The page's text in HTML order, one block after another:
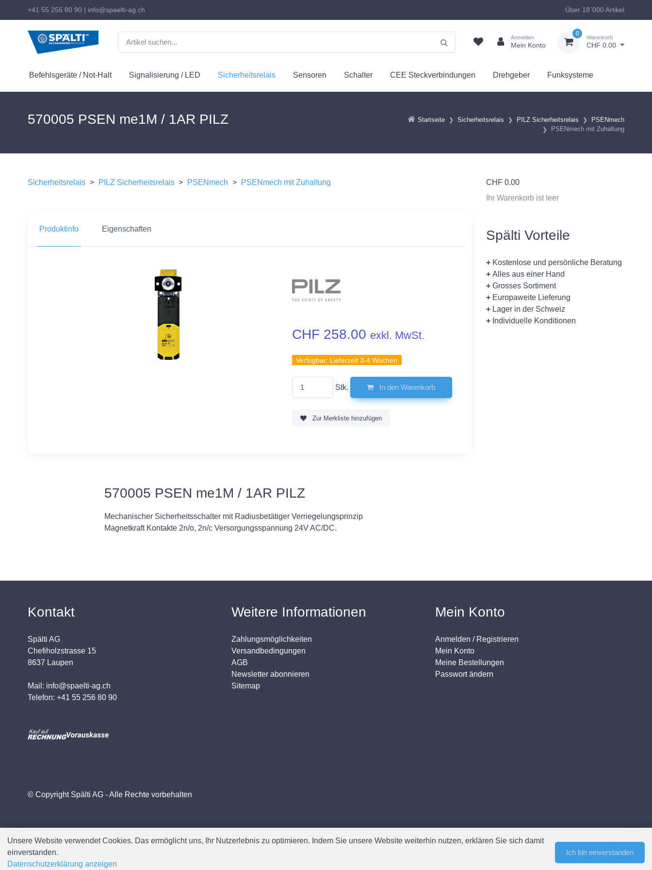
+41 55 256 80 90 | info@spaelti-ag.ch Über 18`000 Artikel
Anmelden
Mein Konto
0
Warenkorb
CHF 0.00
Befehlsgeräte / Not-Halt Signalisierung / LED Sicherheitsrelais Sensoren Schalter CEE Steckverbindungen Drehgeber Funksysteme
Startseite Sicherheitsrelais PILZ Sicherheitsrelais
PSENmech
PSENmech mit Zuhaltung
570005 PSEN me1M / 1AR PILZ
Sicherheitsrelais > PILZ Sicherheitsrelais > PSENmech > PSENmech mit Zuhaltung
Produktinfo Eigenschaften
CHF 258.00 exkl. MwSt.
Verfügbar: Lieferzeit 3-4 Wochen
Stk. In den Warenkorb
Zur Merkliste hinzufügen
570005 PSEN me1M / 1AR PILZ
Mechanischer Sicherheitsschalter mit Radiusbetätiger Verriegelungsprinzip
Magnetkraft Kontakte 2n/o, 2n/c Versorgungsspannung 24V AC/DC.
CHF 0.00
Ihr Warenkorb ist leer
Spälti Vorteile
+ Kostenlose und persönliche Beratung
+ Alles aus einer Hand
+ Grosses Sortiment
+ Europaweite Lieferung
+ Lager in der Schweiz
+ Individuelle Konditionen
Kontakt
Spälti AG
Chefiholzstrasse 15
8637 Laupen
Mail: info@spaelti-ag.ch
Telefon: +41 55 256 80 90
Weitere Informationen
Zahlungsmöglichkeiten
Versandbedingungen
AGB
Newsletter abonnieren
Sitemap
Mein Konto
Anmelden / Registrieren
Mein Konto
Meine Bestellungen
Passwort ändern
© Copyright Spälti AG - Alle Rechte vorbehalten
Unsere Website verwendet Cookies. Das ermöglicht uns, Ihr Nutzerlebnis zu optimieren. Indem Sie unsere Website weiterhin nutzen, erklären Sie sich damit
einverstanden.
Datenschutzerklärung anzeigen
Ich bin einverstanden